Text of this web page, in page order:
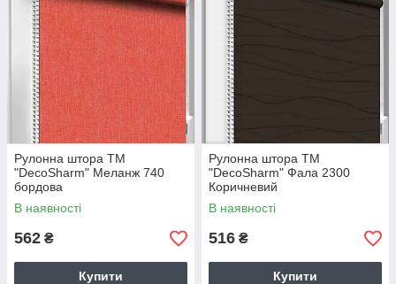
Рулонна штора TM
"DecoSharm" Меланж 740
бордова
В наявності
562 ₴
Купити
Рулонна штора TM
"DecoSharm" Фала 2300
Коричневий
В наявності
516 ₴
Купити